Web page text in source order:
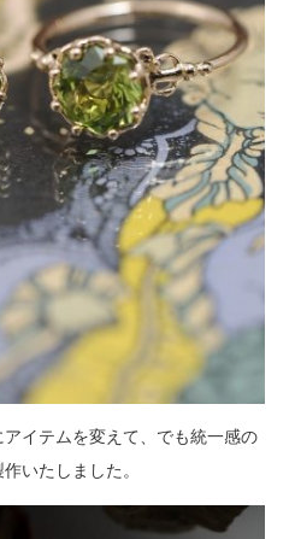
イテムを変えて、でも統一感の
いたしました。